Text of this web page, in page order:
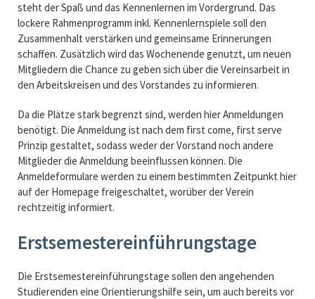
steht der Spaß und das Kennenlernen im Vordergrund. Das
lockere Rahmenprogramm inkl. Kennenlernspiele soll den
Zusammenhalt verstärken und gemeinsame Erinnerungen
schaffen. Zusätzlich wird das Wochenende genutzt, um neuen
Mitgliedern die Chance zu geben sich über die Vereinsarbeit in
den Arbeitskreisen und des Vorstandes zu informieren.
Da die Plätze stark begrenzt sind, werden hier Anmeldungen
benötigt. Die Anmeldung ist nach dem first come, first serve
Prinzip gestaltet, sodass weder der Vorstand noch andere
Mitglieder die Anmeldung beeinflussen können. Die
Anmeldeformulare werden zu einem bestimmten Zeitpunkt hier
auf der Homepage freigeschaltet, worüber der Verein
rechtzeitig informiert.
Erstsemestereinführungstage
Die Erstsemestereinführungstage sollen den angehenden
Studierenden eine Orientierungshilfe sein, um auch bereits vor